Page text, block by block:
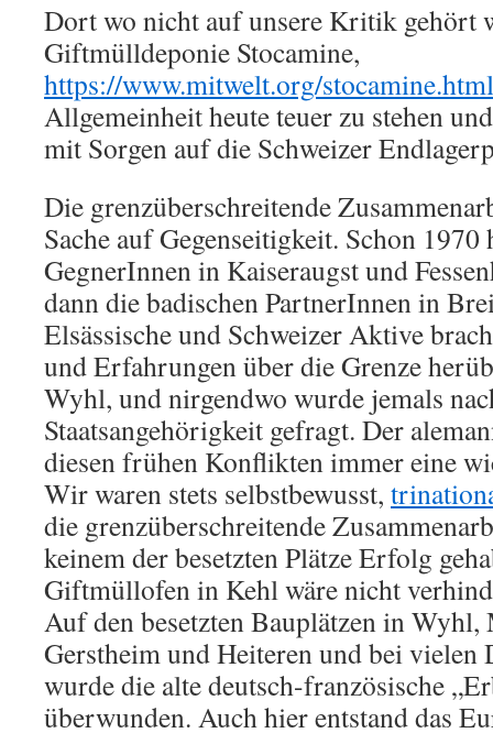
Dort wo nicht auf unsere Kritik gehört
Giftmülldeponie Stocamine,
https://www.mitwelt.org/stocamine.html
Allgemeinheit heute teuer zu stehen
mit Sorgen auf die Schweizer
Die grenzüberschreitende
Sache auf Gegenseitigkeit. Schon
GegnerInnen in Kaiseraugst und
dann die badischen PartnerInnen in
Elsässische und Schweizer Aktive
und Erfahrungen über die Grenze
Wyhl, und nirgendwo wurde jemals
Staatsangehörigkeit gefragt. Der
diesen frühen Konflikten immer eine
Wir waren stets selbstbewusst,
die grenzüberschreitende
keinem der besetzten Plätze Erfolg
Giftmüllofen in Kehl wäre nicht
Auf den besetzten Bauplätzen in Wyhl,
Gerstheim und Heiteren und bei vielen
wurde die alte deutsch-französische
überwunden. Auch hier entstand das